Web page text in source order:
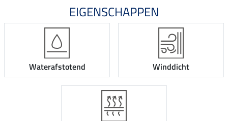
EIGENSCHAPPEN
Waterafstotend Winddicht